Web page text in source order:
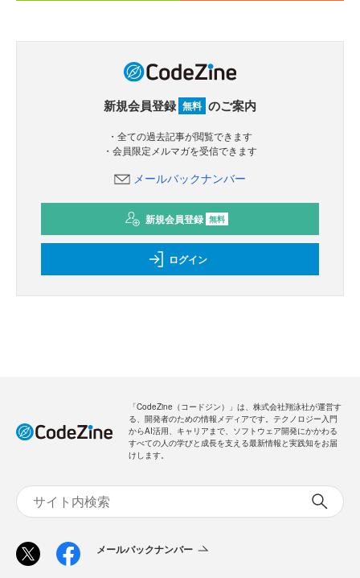
新規会員登録 無料 のご案内
・全ての過去記事が閲覧できます
・会員限定メルマガを受信できます
メールバックナンバー
新規会員登録 無料
ログイン
「CodeZine（コードジン）」は、株式会社翔泳社が運営す
る、開発者のための情報メディアです。テクノロジー入門
からAI活用、キャリアまで、ソフトウェア開発にかかわる
すべての人の学びと成長を支える最新情報と実践知をお届
けします。
メールバックナンバー